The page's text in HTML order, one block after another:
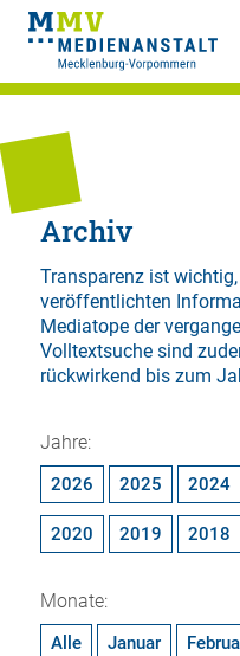
Archiv
Transparenz ist
veröffentlichten
Mediatope der
Volltextsuchesind
rückwirkend bis zum
Jahre:
2026 2025 2024
2020 2019 2018
Monate:
Alle Januar